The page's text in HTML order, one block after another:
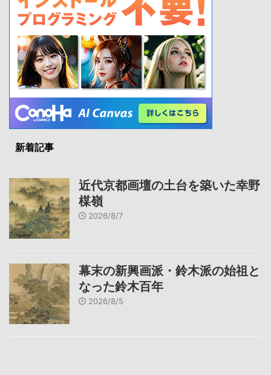
新着記事
近代京都画壇の土台を築いた幸野
楳嶺
2026/8/7
幕末の新興画派・鈴木派の始祖と
なった鈴木百年
2026/8/5